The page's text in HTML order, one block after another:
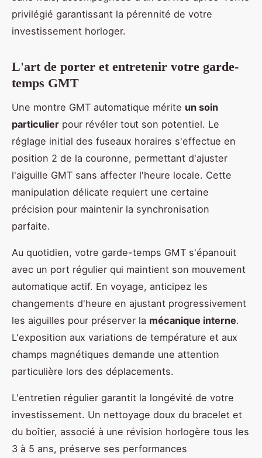
privilégié garantissant la pérennité de votre
investissement horloger.
L'art de porter et entretenir votre garde-
temps GMT
Une montre GMT automatique mérite un soin
particulier pour révéler tout son potentiel. Le
réglage initial des fuseaux horaires s'effectue en
position 2 de la couronne, permettant d'ajuster
l'aiguille GMT sans affecter l'heure locale. Cette
manipulation délicate requiert une certaine
précision pour maintenir la synchronisation
parfaite.
Au quotidien, votre garde-temps GMT s'épanouit
avec un port régulier qui maintient son mouvement
automatique actif. En voyage, anticipez les
changements d'heure en ajustant progressivement
les aiguilles pour préserver la mécanique interne.
L'exposition aux variations de température et aux
champs magnétiques demande une attention
particulière lors des déplacements.
L'entretien régulier garantit la longévité de votre
investissement. Un nettoyage doux du bracelet et
du boîtier, associé à une révision horlogère tous les
3 à 5 ans, préserve ses performances